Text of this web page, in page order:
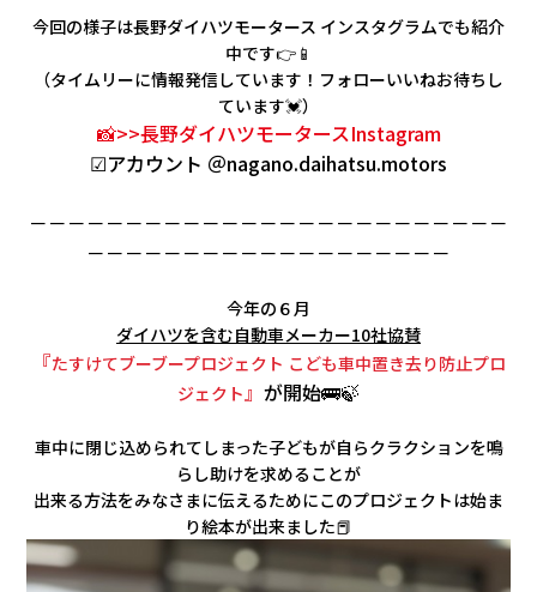
今回の様子は長野ダイハツモータース インスタグラムでも紹介
中です👉📱
（タイムリーに情報発信しています！フォローいいねお待ちし
ています💓）
📸>>長野ダイハツモータースInstagram
☑アカウント ＠nagano.daihatsu.motors
－－－－－－－－－－－－－－－－－－－－－－－－－
－－－－－－－－－－－－－－－－－－－
今年の６月
ダイハツを含む自動車メーカー10社協賛
『たすけてブーブープロジェクト こども車中置き去り防止プロ
ジェクト』 が開始🚌🍃
車中に閉じ込められてしまった子どもが自らクラクションを鳴
らし助けを求めることが
出来る方法をみなさまに伝えるためにこのプロジェクトは始ま
り絵本が出来ました📕